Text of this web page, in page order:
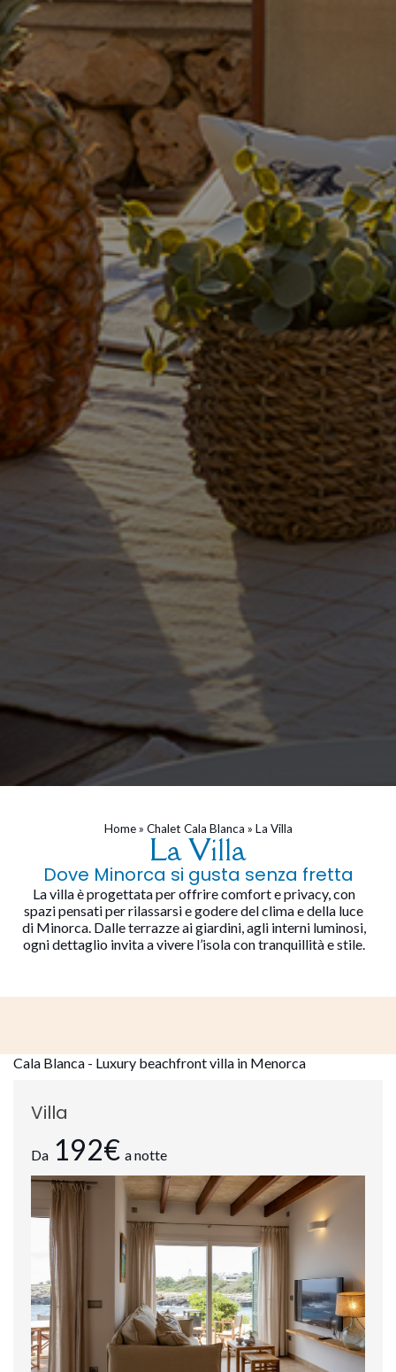
Home» Chalet Cala Blanca » La Villa
La Villa
Dove Minorca si gusta senza fretta
La villa è progettata per offrire comfort e privacy, con
spazi pensati per rilassarsi e godere del clima e della luce
di Minorca. Dalle terrazze ai giardini, agli interni luminosi,
ogni dettaglio invita a vivere l’isola con tranquillità e stile.
Cala Blanca - Luxury beachfront villa in Menorca
Villa
Da 192€ a notte